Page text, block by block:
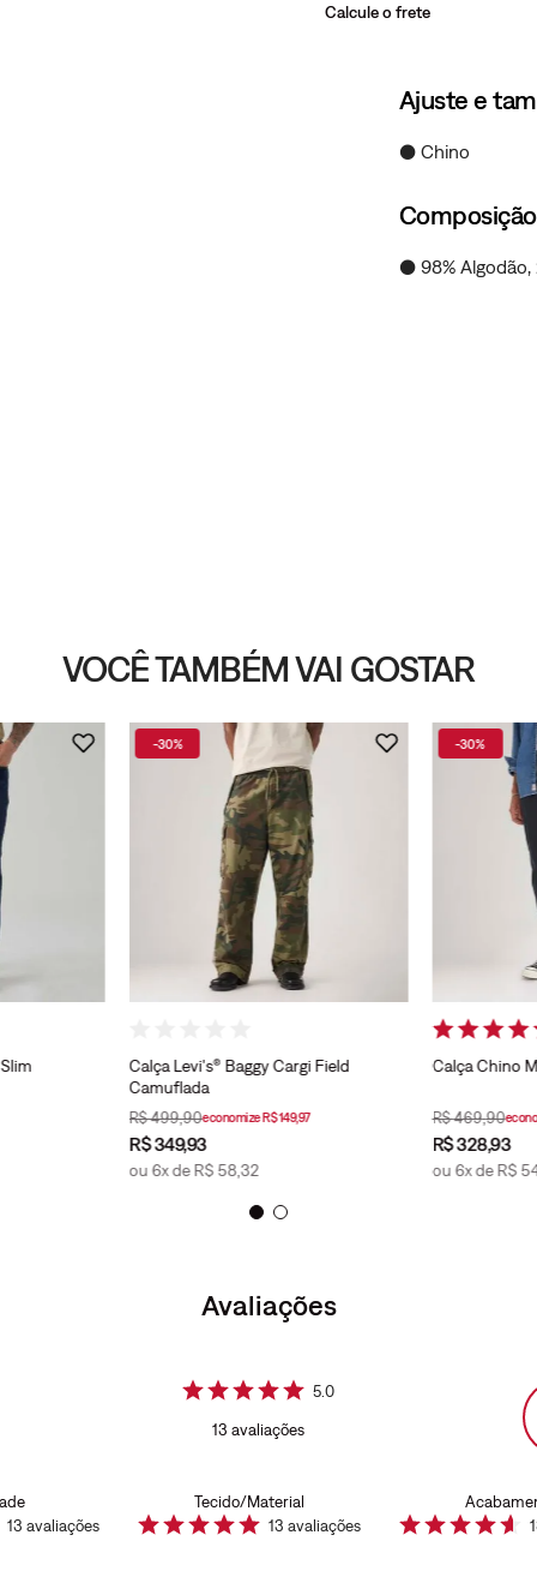
Calcule o frete
Ajuste e
● Chino
Composição
● 98% Algodão,
VOCÊ TAMBÉM VAI GOSTAR
-30%
Calça Levi's® Baggy Cargi Field
Camuflada
R$ 499,90economizeR$149,97
R$349,93
ou 6x deR$ 58,32
-30%
Calça Chino
R$ 469,90
R$328,93
ou 6x deR$
Avaliações
5.0
13 avaliações
13 avaliações
Tecido/Material
13 avaliações